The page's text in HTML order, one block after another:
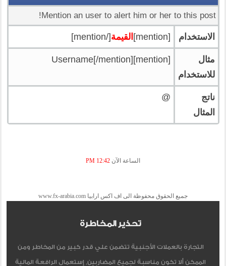
Mention an user to alert him or her to this post!
الاستخدام [mention] القيمة[/mention]
مثال
للاستخدام
[mention]Username[/mention]
ناتج
المثال
@
الساعة الآن 12:42 PM
جميع الحقوق محفوظة الى اف اكس ارابيا www.fx-arabia.com
تحذير المخاطرة
التجارة بالعملات الأجنبية تتضمن علي قدر كبير من المخاطر ومن
الممكن ألا تكون مناسبة لجميع المضاربين, إستعمال الرافعة المالية